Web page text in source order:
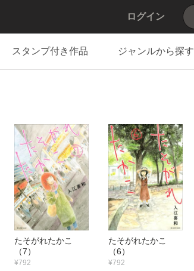
ログイン
スタンプ付き作品 ジャンルから探す
たそがれたかこ
（7）
¥792
たそがれたかこ
（6）
¥792